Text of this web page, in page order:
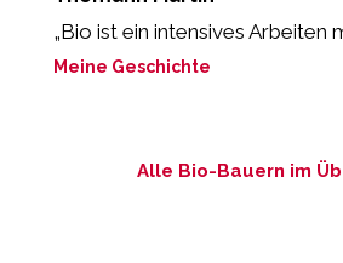
„Bio ist ein intensives Arbeiten
Meine Geschichte
Alle Bio-Bauern im